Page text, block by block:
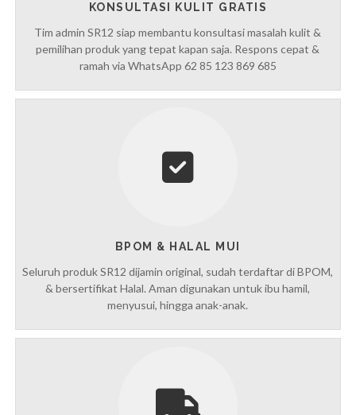
KONSULTASI KULIT GRATIS
Tim admin SR12 siap membantu konsultasi masalah kulit &
pemilihan produk yang tepat kapan saja. Respons cepat &
ramah via WhatsApp 62 85 123 869 685
BPOM & HALAL MUI
Seluruh produk SR12 dijamin original, sudah terdaftar di BPOM,
& bersertifikat Halal. Aman digunakan untuk ibu hamil,
menyusui, hingga anak-anak.